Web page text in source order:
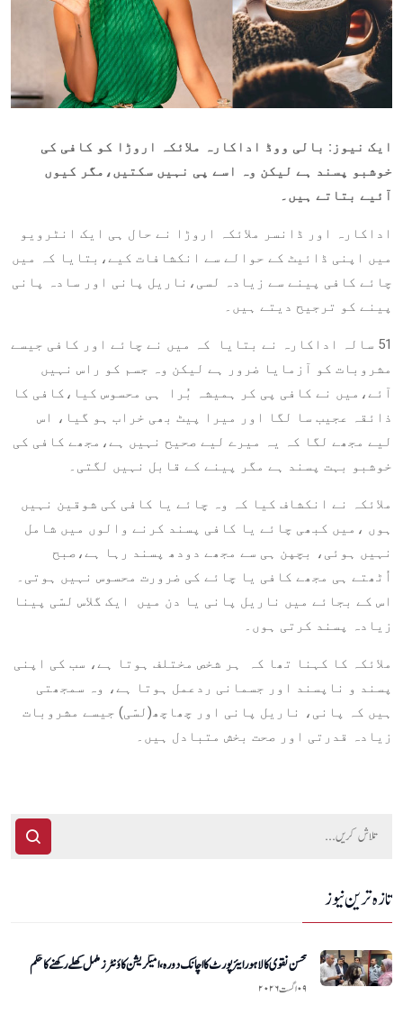
ایک نیوز: بالی ووڈ اداکارہ ملائکہ اروڑا کو کافی کی
خوشبو پسند ہے لیکن وہ اسے پی نہیں سکتیں،مگر کیوں
آئیے بتاتے ہیں۔
اداکارہ اور ڈانسر ملائکہ اروڑا نے حال ہی ایک انٹرویو
میں اپنی ڈائیٹ کے حوالے سے انکشافات کیے،بتایا کہ میں
چائے کافی پینے سے زیادہ لسی،ناریل پانی اور سادہ پانی
پینے کو ترجیح دیتے ہیں۔
51 سالہ اداکارہ نے بتایا کہ میں نے چائے اور کافی جیسے
مشروبات کو آزمایا ضرور ہے لیکن وہ جسم کو راس نہیں
آئے،میں نے کافی پی کر ہمیشہ بُرا ہی محسوس کیا،کافی کا
ذائقہ عجیب سا لگا اور میرا پیٹ بھی خراب ہو گیا، اس
لیے مجھے لگا کہ یہ میرے لیے صحیح نہیں ہے،مجھے کافی کی
خوشبو بہت پسند ہے مگر پینے کے قابل نہیں لگتی۔
ملائکہ نے انکشاف کیا کہ وہ چائے یا کافی کی شوقین نہیں
ہوں ،میں کبھی چائے یا کافی پسند کرنے والوں میں شامل
نہیں ہوئی، بچپن ہی سے مجھے دودھ پسند رہا ہے،صبح
اُٹھتے ہی مجھے کافی یا چائے کی ضرورت محسوس نہیں ہوتی۔
اس کے بجائے میں ناریل پانی یا دن میں ایک گلاس لسّی پینا
زیادہ پسند کرتی ہوں۔
ملائکہ کا کہنا تھا کہ ہر شخص مختلف ہوتا ہے، سب کی اپنی
پسند و ناپسند اور جسمانی ردعمل ہوتا ہے، وہ سمجھتی
ہیں کہ پانی، ناریل پانی اور چھاچھ(لسّی) جیسے مشروبات
زیادہ قدرتی اور صحت بخش متبادل ہیں۔
تازہ ترین نیوز
محسن نقوی کا لاہور ایئرپورٹ کا اچانک دورہ، امیگریشن کاؤنٹرز مکمل کھلے رکھنے کا حکم
۰۹ اگست ۲۰۲۶